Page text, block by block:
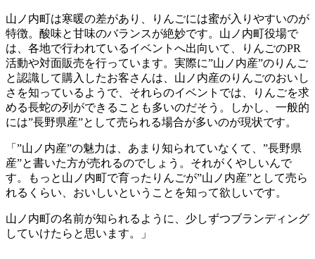
山ノ内町は寒暖の差があり、りんごには蜜が入りやすいのが
特徴。酸味と甘味のバランスが絶妙です。山ノ内町役場で
は、各地で行われているイベントへ出向いて、りんごのPR
活動や対面販売を行っています。実際に”山ノ内産”のりんご
と認識して購入したお客さんは、山ノ内産のりんごのおいし
さを知っているようで、それらのイベントでは、りんごを求
める長蛇の列ができることも多いのだそう。しかし、一般的
には”長野県産”として売られる場合が多いのが現状です。
「”山ノ内産”の魅力は、あまり知られていなくて、”長野県
産”と書いた方が売れるのでしょう。それがくやしいんで
す。もっと山ノ内町で育ったりんごが”山ノ内産”として売ら
れるくらい、おいしいということを知って欲しいです。
山ノ内町の名前が知られるように、少しずつブランディング
していけたらと思います。」